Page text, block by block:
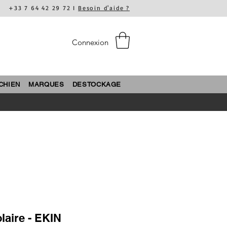
+33 7 64 42 29 72 I Besoin d'aide ?
Connexion
MARQUES DESTOCKAGE
- EKIN